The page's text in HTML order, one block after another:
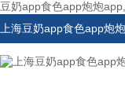
豆奶app食色app炮炮
上海豆奶app食色app炮炮